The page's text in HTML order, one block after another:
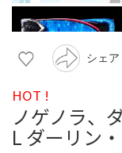
シェア
HOT !
ノゲノラ、
L ダーリン